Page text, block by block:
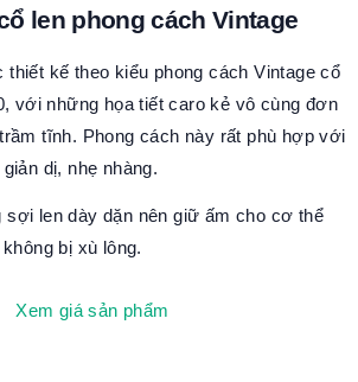
len phong cách Vintage
kế theo kiểu phong cách Vintage cổ
với những họa tiết caro kẻ vô cùng đơn
tĩnh. Phong cách này rất phù hợp với
dị, nhẹ nhàng.
len dày dặn nên giữ ấm cho cơ thể
bị xù lông.
Xem giá sản phẩm